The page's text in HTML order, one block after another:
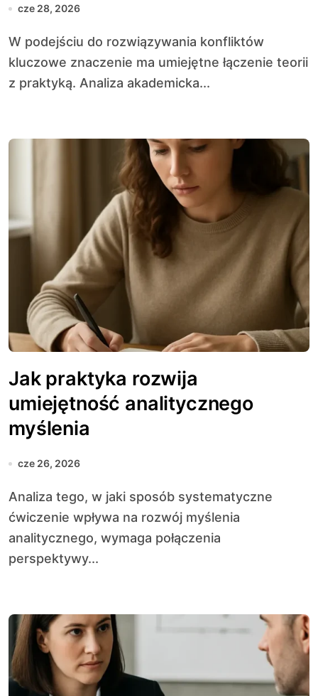
cze 28, 2026
W podejściu do rozwiązywania konfliktów
kluczowe znaczenie ma umiejętne łączenie teorii
z praktyką. Analiza akademicka...
Jak praktyka rozwija
umiejętność analitycznego
myślenia
cze 26, 2026
Analiza tego, w jaki sposób systematyczne
ćwiczenie wpływa na rozwój myślenia
analitycznego, wymaga połączenia
perspektywy...